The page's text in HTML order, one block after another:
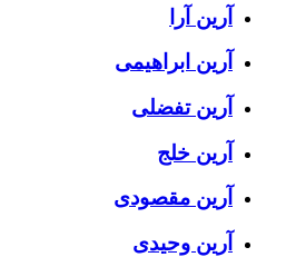
آرین آرا
آرین ابراهیمی
آرین تفضلی
آرین خلج
آرین مقصودی
آرین وحیدی